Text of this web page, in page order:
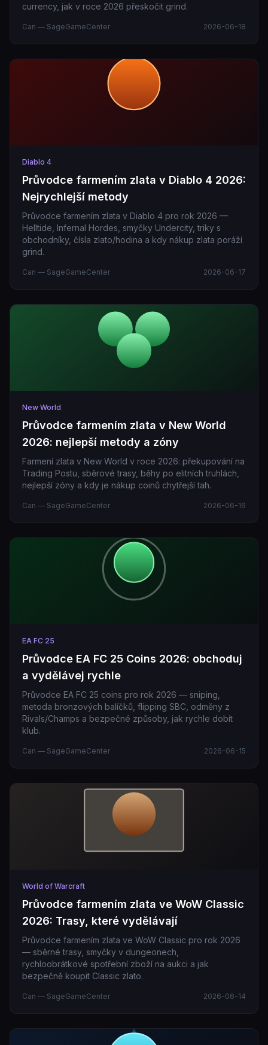
currency, jak v roce 2026 přeskočit grind.
Can — SageGameCenter 2026-06-18
Diablo 4
Průvodce farmením zlata v Diablo 4 2026:
Nejrychlejší metody
Průvodce farmením zlata v Diablo 4 pro rok 2026 —
Helltide, Infernal Hordes, smyčky Undercity, triky s
obchodníky, čísla zlato/hodina a kdy nákup zlata poráží
grind.
Can — SageGameCenter 2026-06-17
New World
Průvodce farmením zlata v New World
2026: nejlepší metody a zóny
Farmení zlata v New World v roce 2026: překupování na
Trading Postu, sběrové trasy, běhy po elitních truhlách,
nejlepší zóny a kdy je nákup coinů chytřejší tah.
Can — SageGameCenter 2026-06-16
EA FC 25
Průvodce EA FC 25 Coins 2026: obchoduj
a vydělávej rychle
Průvodce EA FC 25 coins pro rok 2026 — sniping,
metoda bronzových balíčků, flipping SBC, odměny z
Rivals/Champs a bezpečné způsoby, jak rychle dobít
klub.
Can — SageGameCenter 2026-06-15
World of Warcraft
Průvodce farmením zlata ve WoW Classic
2026: Trasy, které vydělávají
Průvodce farmením zlata ve WoW Classic pro rok 2026
— sběrné trasy, smyčky v dungeonech,
rychloobrátkové spotřební zboží na aukci a jak
bezpečně koupit Classic zlato.
Can — SageGameCenter 2026-06-14